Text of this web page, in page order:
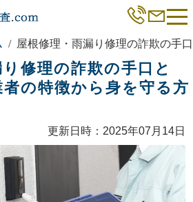
屋根修理・雨漏り修理の詐欺の手
修理の詐欺の手口と
の特徴から身を守る方
更新日時：2025年07月14日